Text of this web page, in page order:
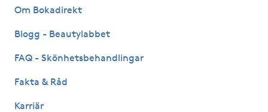
IPL hårborttagning
IR-massage
Japansk massage
Om Bokadirekt
Blogg - Beautylabbet
FAQ - Skönhetsbehandlingar
Fakta & Råd
Karriär